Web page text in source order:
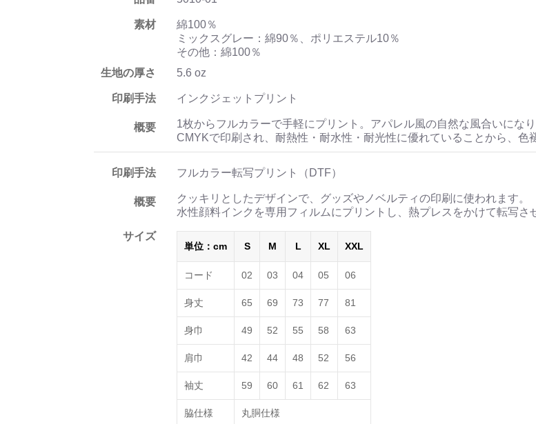
素材
綿100％
ミックスグレー：綿90％、ポリエステル10％
その他：綿100％
生地の厚さ
5.6 oz
印刷手法 インクジェットプリント
概要
1枚からフルカラーで手軽にプリント。アパレル風の自然な風合いにな
CMYKで印刷され、耐熱性・耐水性・耐光性に優れていることから、色
印刷手法 フルカラー転写プリント（DTF）
概要
クッキリとしたデザインで、グッズやノベルティの印刷に使われます。
水性顔料インクを専用フィルムにプリントし、熱プレスをかけて転写さ
サイズ
単位：cm S M L XL XXL
コード 02 03 04 05 06
身丈 65 69 73 77 81
身巾 49 52 55 58 63
肩巾 42 44 48 52 56
袖丈 59 60 61 62 63
脇仕様 丸胴仕様